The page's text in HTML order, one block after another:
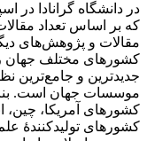
در دانشگاه گرانادا در
که بر اساس تعداد
مقالات و پژوهش‌های
کشورهای مختلف جهان را
جدیدترین و جامع‌ترین
کشورهای آمریکا، چین،
کشورهای تولیدکنندۀ